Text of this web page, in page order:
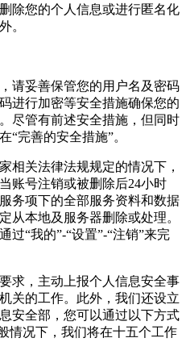
除您的个人信息或进行匿名化
。
请妥善保管您的用户名及密码
进行加密等安全措施确保您的
尽管有前述安全措施，但同时
“完善的安全措施”。
相关法律法规规定的情况下，
账号注销或被删除后24小时
务项下的全部服务资料和数据
从本地及服务器删除或处理。
过“我的”-“设置”-“注销”来完
求，主动上报个人信息安全事
关的工作。此外，我们还设立
安全部，您可以通过以下方式
情况下，我们将在十五个工作